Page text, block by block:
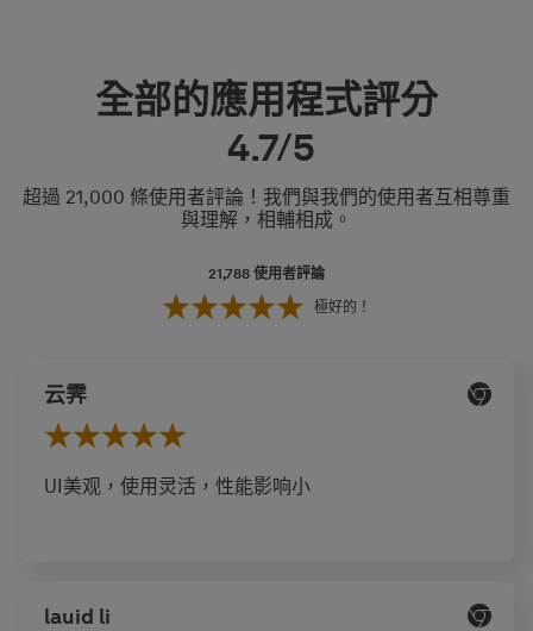
全部的應用程式評分
4.7/5
超過 21,000 條使用者評論！我們與我們的使用者互相尊重
與理解，相輔相成。
21,788 使用者評論
極好的！
云霁
UI美观，使用灵活，性能影响小
lauid li